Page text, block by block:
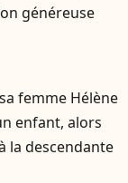
généreuse
femme Hélène
enfant, alors
la descendante